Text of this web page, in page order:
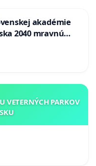
akadémie
2040 mravnú
VETERNÝCH PARKOV